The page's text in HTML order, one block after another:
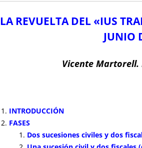
LA REVUELTA DEL «IUS
JUNIO
Vicente
INTRODUCCIÓN
FASES
Dos sucesiones civiles y dos